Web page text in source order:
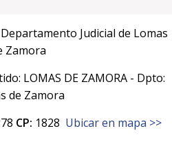
Departamento Judicial de Lomas
Zamora
LOMAS DE ZAMORA - Dpto:
de Zamora
CP: 1828 Ubicar en mapa >>